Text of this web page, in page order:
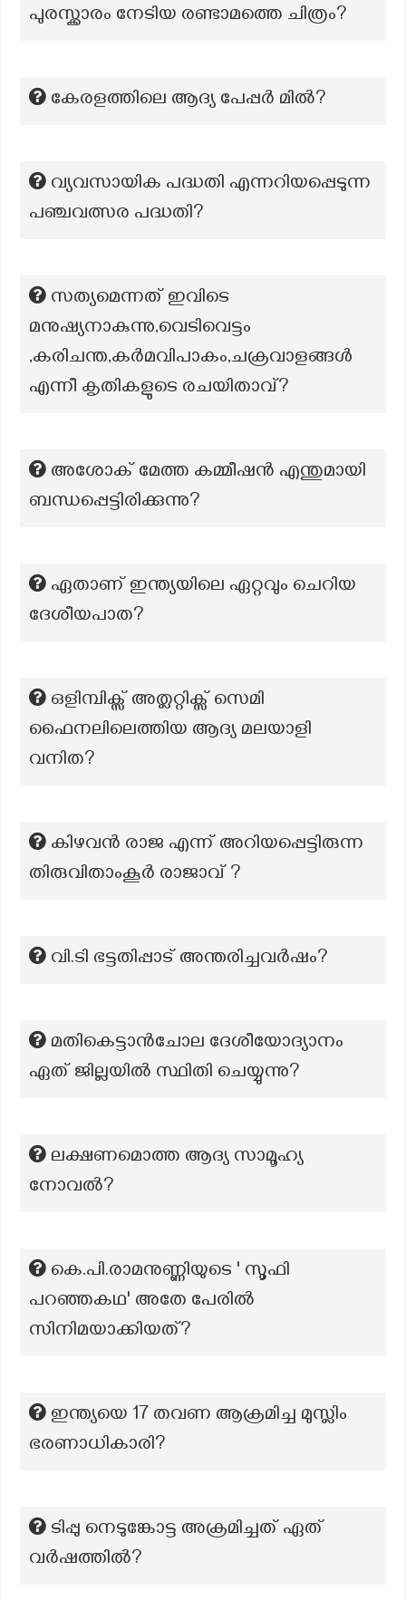
പുരസ്ക്കാരം നേടിയ രണ്ടാമത്തെ ചിത്രം?
കേരളത്തിലെ ആദ്യ പേപ്പർ മിൽ?
വ്യവസായിക പദ്ധതി എന്നറിയപ്പെടുന്ന
പഞ്ചവത്സര പദ്ധതി?
സത്യമെന്നത് ഇവിടെ
മനുഷ്യനാകുന്നു,വെടിവെട്ടം
,കരിചന്ത,കർമവിപാകം,ചക്രവാളങ്ങൾ
എന്നീ കൃതികളുടെ രചയിതാവ്?
അശോക്‌ മേത്ത കമ്മീഷന്‍ എന്തുമായി
ബന്ധപ്പെട്ടിരിക്കുന്നു?
ഏതാണ് ഇന്ത്യയിലെ ഏറ്റവും ചെറിയ
ദേശീയപാത?
ഒളിമ്പിക്സ് അത്ലറ്റിക്സ് സെമി
ഫൈനലിലെത്തിയ ആദ്യ മലയാളി
വനിത?
കിഴവൻ രാജ എന്ന് അറിയപ്പെട്ടിരുന്ന
തിരുവിതാംകൂർ രാജാവ് ?
വി.ടി ഭട്ടതിപ്പാട് അന്തരിച്ചവർഷം?
മതികെട്ടാൻചോല ദേശീയോദ്യാനം
ഏത് ജില്ലയിൽ സ്ഥിതി ചെയ്യുന്നു?
ലക്ഷണമൊത്ത ആദ്യ സാമൂഹ്യ
നോവല്‍?
കെ.പി.രാമനുണ്ണിയുടെ ' സൂഫി
പറഞ്ഞകഥ' അതേ പേരില്‍
സിനിമയാക്കിയത്?
ഇന്ത്യയെ 17 തവണ ആക്രമിച്ച മുസ്ലിം
ഭരണാധികാരി?
ടിപ്പു നെടുങ്കോട്ട അക്രമിച്ചത് ഏത്
വർഷത്തിൽ?